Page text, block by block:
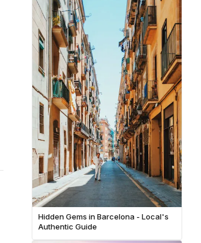
Hidden Gems in Barcelona - Local's
Authentic Guide